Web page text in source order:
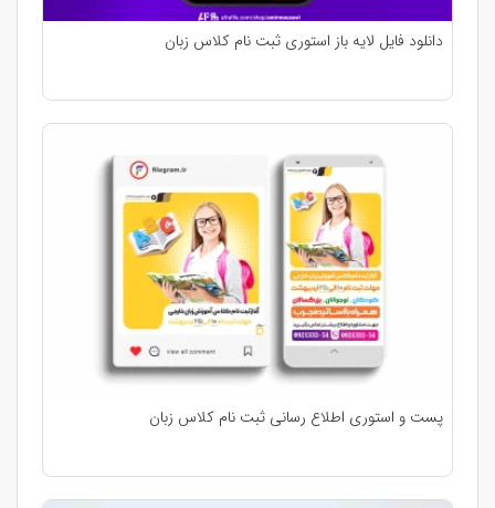
دانلود فایل لایه باز استوری ثبت نام کلاس زبان
پست و استوری اطلاع رسانی ثبت نام کلاس زبان